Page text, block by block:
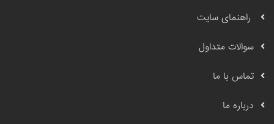
راهنمای سایت
سوالات متداول
تماس با ما
درباره ما